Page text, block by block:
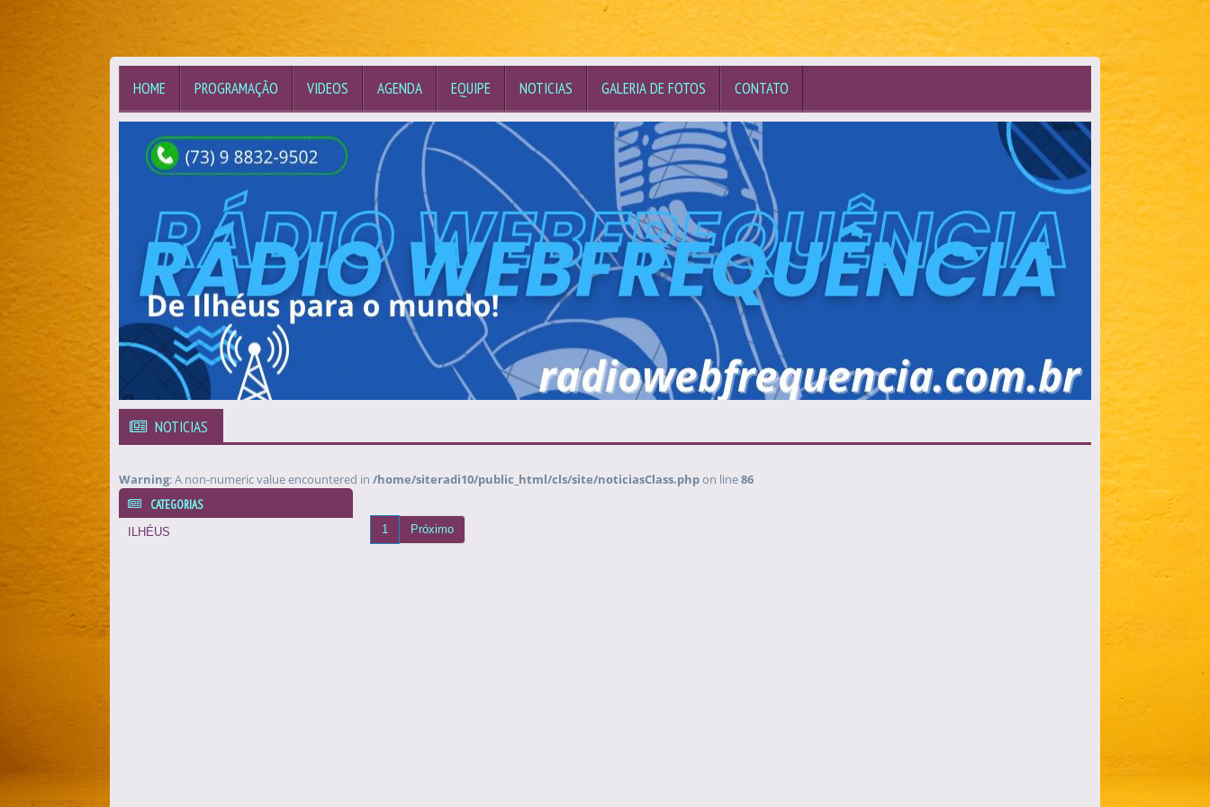
HOME PROGRAMAÇÃO VIDEOS AGENDA EQUIPE NOTICIAS GALERIA DE FOTOS CONTATO
NOTICIAS
Warning: A non-numeric value encountered in /home/siteradi10/public_html/cls/site/noticiasClass.phpon line86
CATEGORIAS
ILHÉUS 1 Próximo